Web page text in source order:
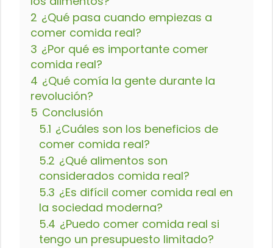
2 ¿Qué pasa cuando empiezas a
comer comida real?
3 ¿Por qué es importante comer
comida real?
4 ¿Qué comía la gente durante la
revolución?
5 Conclusión
5.1 ¿Cuáles son los beneficios de
comer comida real?
5.2 ¿Qué alimentos son
considerados comida real?
5.3 ¿Es difícil comer comida real en
la sociedad moderna?
5.4 ¿Puedo comer comida real si
tengo un presupuesto limitado?